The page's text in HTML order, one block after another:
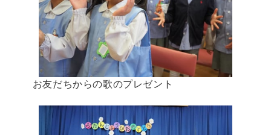
お友だちからの歌のプレゼント